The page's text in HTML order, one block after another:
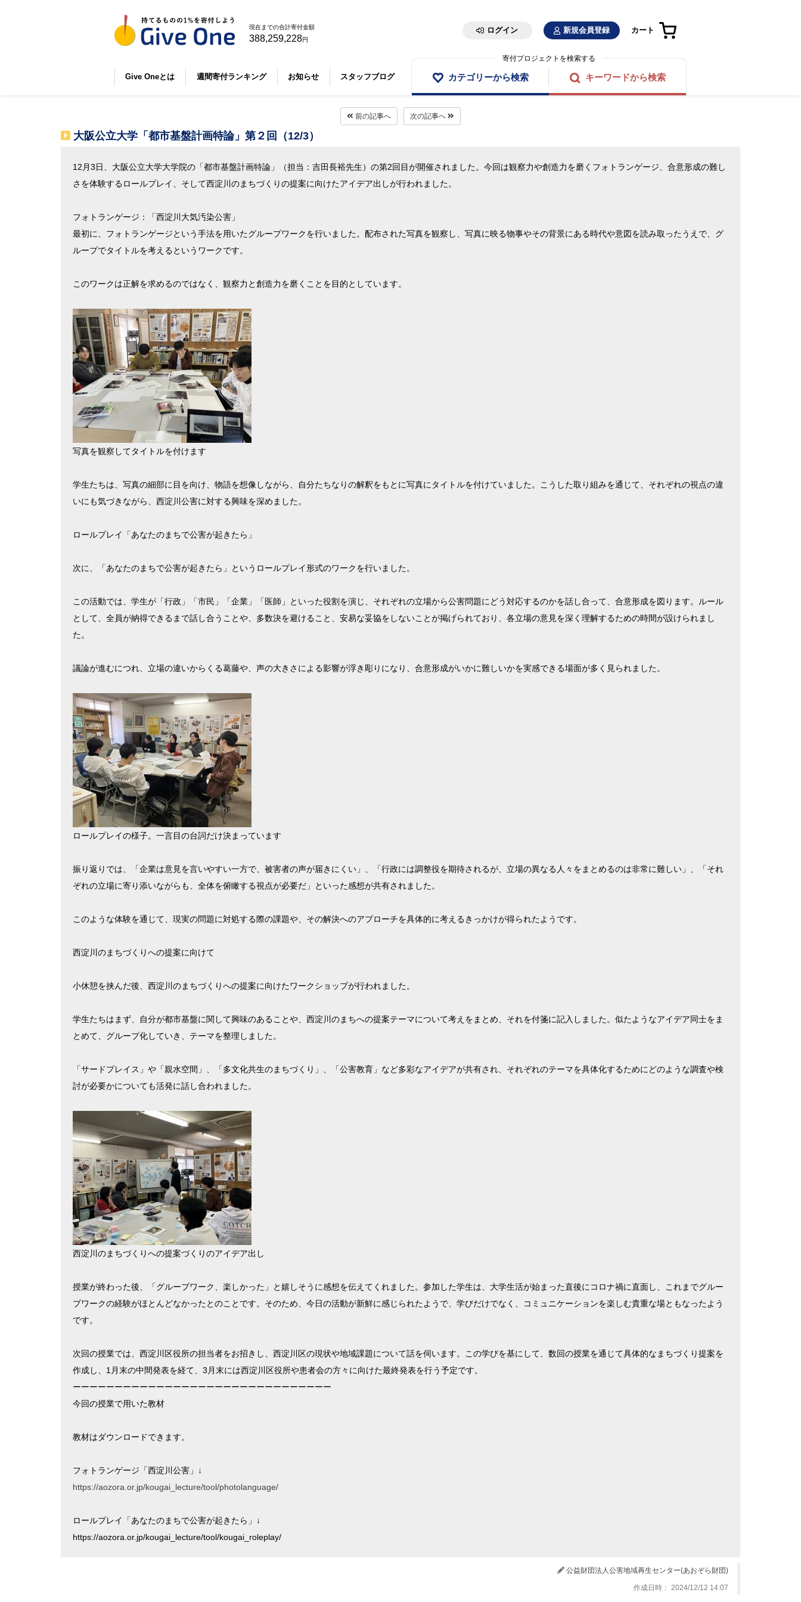
現在までの合計寄付金額
388,259,228円
ログイン 新規会員登録 カート
Give Oneとは 週間寄付ランキング お知らせ スタッフブログ
寄付プロジェクトを検索する
カテゴリーから検索 キーワードから検索
前の記事へ 次の記事へ
大阪公立大学「都市基盤計画特論」第２回（12/3）
12月3日、大阪公立大学大学院の「都市基盤計画特論」（担当：吉田長裕先生）の第2回目が開催されました。今回は観察力や創造力を磨くフォトランゲージ、合意形成の難し
さを体験するロールプレイ、そして西淀川のまちづくりの提案に向けたアイデア出しが行われました。
フォトランゲージ：「西淀川大気汚染公害」
最初に、フォトランゲージという手法を用いたグループワークを行いました。配布された写真を観察し、写真に映る物事やその背景にある時代や意図を読み取ったうえで、グ
ループでタイトルを考えるというワークです。
このワークは正解を求めるのではなく、観察力と創造力を磨くことを目的としています。
写真を観察してタイトルを付けます
学生たちは、写真の細部に目を向け、物語を想像しながら、自分たちなりの解釈をもとに写真にタイトルを付けていました。こうした取り組みを通じて、それぞれの視点の違
いにも気づきながら、西淀川公害に対する興味を深めました。
ロールプレイ「あなたのまちで公害が起きたら」
次に、「あなたのまちで公害が起きたら」というロールプレイ形式のワークを行いました。
この活動では、学生が「行政」「市民」「企業」「医師」といった役割を演じ、それぞれの立場から公害問題にどう対応するのかを話し合って、合意形成を図ります。ルール
として、全員が納得できるまで話し合うことや、多数決を避けること、安易な妥協をしないことが掲げられており、各立場の意見を深く理解するための時間が設けられまし
た。
議論が進むにつれ、立場の違いからくる葛藤や、声の大きさによる影響が浮き彫りになり、合意形成がいかに難しいかを実感できる場面が多く見られました。
ロールプレイの様子。一言目の台詞だけ決まっています
振り返りでは、「企業は意見を言いやすい一方で、被害者の声が届きにくい」、「行政には調整役を期待されるが、立場の異なる人々をまとめるのは非常に難しい」、「それ
ぞれの立場に寄り添いながらも、全体を俯瞰する視点が必要だ」といった感想が共有されました。
このような体験を通じて、現実の問題に対処する際の課題や、その解決へのアプローチを具体的に考えるきっかけが得られたようです。
西淀川のまちづくりへの提案に向けて
小休憩を挟んだ後、西淀川のまちづくりへの提案に向けたワークショップが行われました。
学生たちはまず、自分が都市基盤に関して興味のあることや、西淀川のまちへの提案テーマについて考えをまとめ、それを付箋に記入しました。似たようなアイデア同士をま
とめて、グループ化していき、テーマを整理しました。
「サードプレイス」や「親水空間」、「多文化共生のまちづくり」、「公害教育」など多彩なアイデアが共有され、それぞれのテーマを具体化するためにどのような調査や検
討が必要かについても活発に話し合われました。
西淀川のまちづくりへの提案づくりのアイデア出し
授業が終わった後、「グループワーク、楽しかった」と嬉しそうに感想を伝えてくれました。参加した学生は、大学生活が始まった直後にコロナ禍に直面し、これまでグルー
プワークの経験がほとんどなかったとのことです。そのため、今日の活動が新鮮に感じられたようで、学びだけでなく、コミュニケーションを楽しむ貴重な場ともなったよう
です。
次回の授業では、西淀川区役所の担当者をお招きし、西淀川区の現状や地域課題について話を伺います。この学びを基にして、数回の授業を通じて具体的なまちづくり提案を
作成し、1月末の中間発表を経て、3月末には西淀川区役所や患者会の方々に向けた最終発表を行う予定です。
ーーーーーーーーーーーーーーーーーーーーーーーーーーーーーーー
今回の授業で用いた教材
教材はダウンロードできます。
フォトランゲージ「西淀川公害」↓
https://aozora.or.jp/kougai_lecture/tool/photolanguage/
ロールプレイ「あなたのまちで公害が起きたら」↓
https://aozora.or.jp/kougai_lecture/tool/kougai_roleplay/
公益財団法人公害地域再生センター(あおぞら財団)
作成日時： 2024/12/12 14:07